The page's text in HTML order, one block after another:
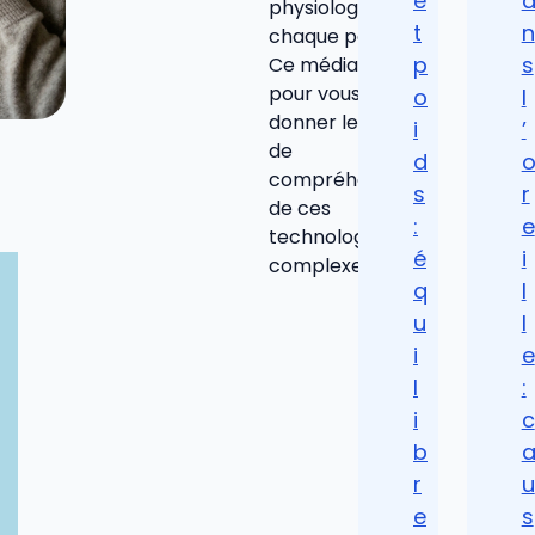
physiologie de
chaque patient.
Ce média est là
pour vous
donner les clés
de
compréhension
de ces
technologies
complexes.
t
p
o
i
d
s
:
é
q
u
i
l
i
b
r
e
n
s
l
’
o
r
e
i
l
l
e
:
c
a
u
s